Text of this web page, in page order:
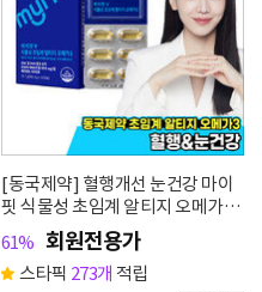
[동국제약] 혈행개선 눈건강 마이
핏 식물성 초임계 알티지 오메가3
30캡슐 1박스
61% 회원전용가
스타픽 273개 적립